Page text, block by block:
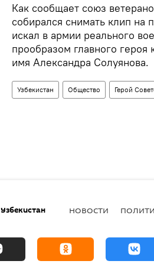
Как сообщает союз
собирался снимать клип
искал в армии реального
прообразом главного героя
имя Александра Солуянова.
Узбекистан Общество Герой
Узбекистан НОВОСТИ